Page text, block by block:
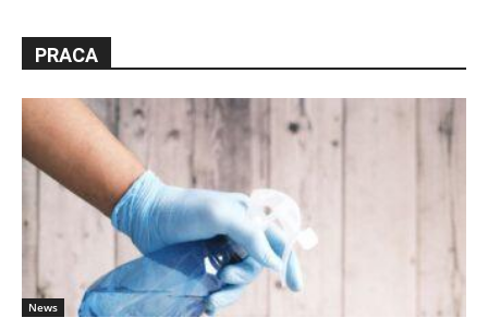
PRACA
News